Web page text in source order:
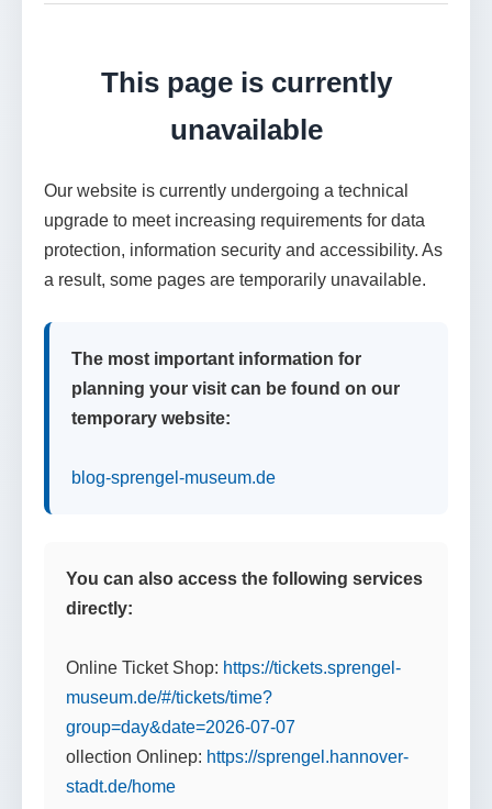
This page is currently
unavailable
Our website is currently undergoing a technical
upgrade to meet increasing requirements for data
protection, information security and accessibility. As
a result, some pages are temporarily unavailable.
The most important information for
planning your visit can be found on our
temporary website:
blog-sprengel-museum.de
You can also access the following services
directly:
Online Ticket Shop: https://tickets.sprengel-
museum.de/#/tickets/time?
group=day&date=2026-07-07
ollection Onlinep: https://sprengel.hannover-
stadt.de/home